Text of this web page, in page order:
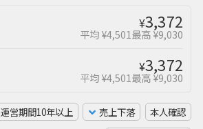
¥3,372
平均 ¥4,501最高 ¥9,030
¥3,372
平均 ¥4,501最高 ¥9,030
運営期間10年以上 売上下落
本人確認